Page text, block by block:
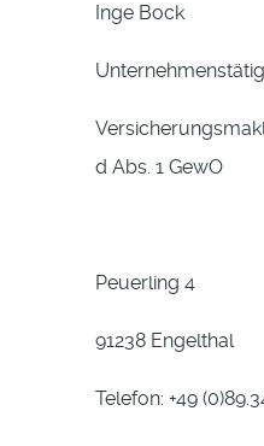
Inge Bock
d Abs. 1 GewO
Peuerling 4
91238 Engelthal
Telefon: +49